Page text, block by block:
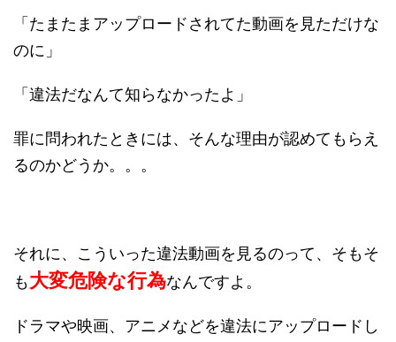
「たまたまアップロードされてた動画を見ただけな
のに」
「違法だなんて知らなかったよ」
罪に問われたときには、そんな理由が認めてもらえ
るのかどうか。。。
それに、こういった違法動画を見るのって、そもそ
も大変危険な行為なんですよ。
ドラマや映画、アニメなどを違法にアップロードし